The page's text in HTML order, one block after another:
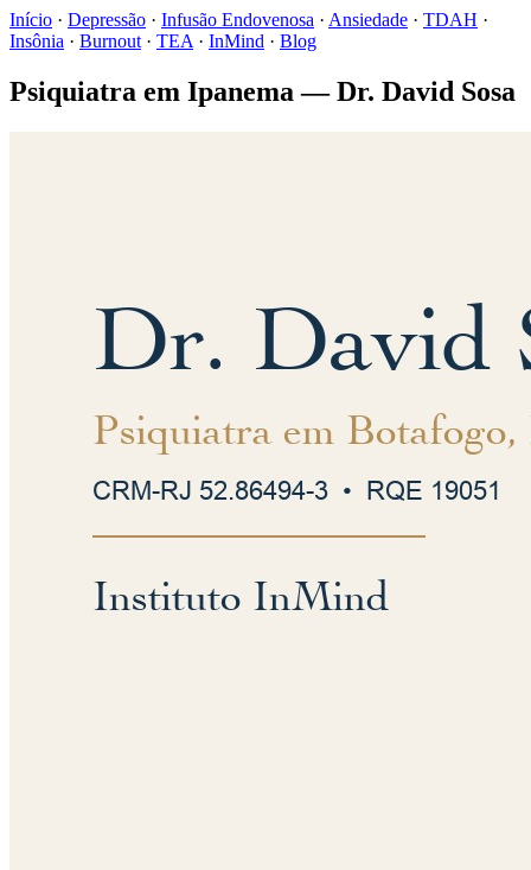
Início · Depressão · Infusão Endovenosa · Ansiedade · TDAH ·
Insônia · Burnout · TEA · InMind · Blog
Psiquiatra em Ipanema — Dr. David Sosa